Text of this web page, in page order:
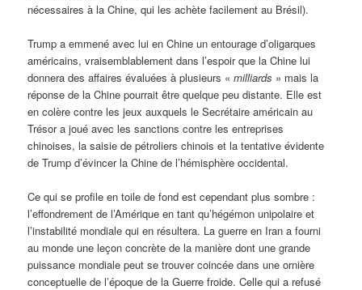
nécessaires à la Chine, qui les achète facilement au Brésil).
Trump a emmené avec lui en Chine un entourage d’oligarques
américains, vraisemblablement dans l’espoir que la Chine lui
donnera des affaires évaluées à plusieurs «milliards » mais la
réponse de la Chine pourrait être quelque peu distante. Elle est
en colère contre les jeux auxquels le Secrétaire américain au
Trésor a joué avec les sanctions contre les entreprises
chinoises, la saisie de pétroliers chinois et la tentative évidente
de Trump d’évincer la Chine de l’hémisphère occidental.
Ce qui se profile en toile de fond est cependant plus sombre :
l’effondrement de l’Amérique en tant qu’hégémon unipolaire et
l’instabilité mondiale qui en résultera. La guerre en Iran a fourni
au monde une leçon concrète de la manière dont une grande
puissance mondiale peut se trouver coincée dans une ornière
conceptuelle de l’époque de la Guerre froide. Celle qui a refusé